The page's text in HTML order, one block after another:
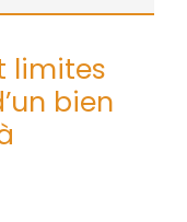
limites
bien